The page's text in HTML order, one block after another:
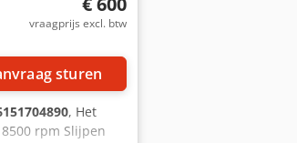
Vraag meer foto's aan
vraagprijs excl. btw
sturen
, Het
rpm Slijpen